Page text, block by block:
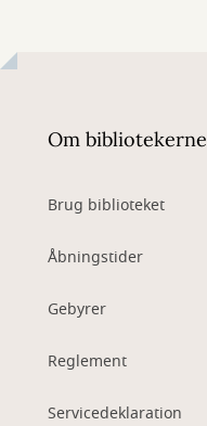
Om bibliotekerne
Brug biblioteket
Åbningstider
Gebyrer
Reglement
Servicedeklaration